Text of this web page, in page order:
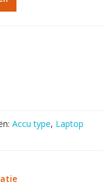
Accu type, Laptop